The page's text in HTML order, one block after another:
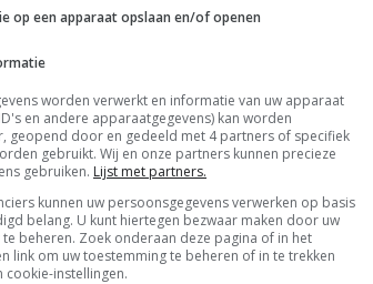
Landbouwbeurs Ulft vult gat op
30-05-2017
op een apparaat opslaan en/of openen
worden verwerkt en informatie van uw apparaat
en andere apparaatgegevens) kan worden
geopend door en gedeeld met 4 partners of specifiek
gebruikt. Wij en onze partners kunnen precieze
gebruiken. Lijst met partners.
kunnen uw persoonsgegevens verwerken op basis
belang. U kunt hiertegen bezwaar maken door uw
beheren. Zoek onderaan deze pagina of in het
link om uw toestemming te beheren of in te trekken
cookie-instellingen.